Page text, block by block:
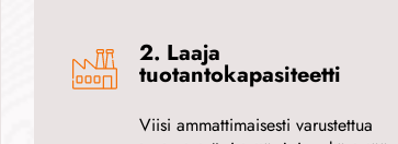
2. Laaja
tuotantokapasiteetti
Viisi ammattimaisesti varustettua